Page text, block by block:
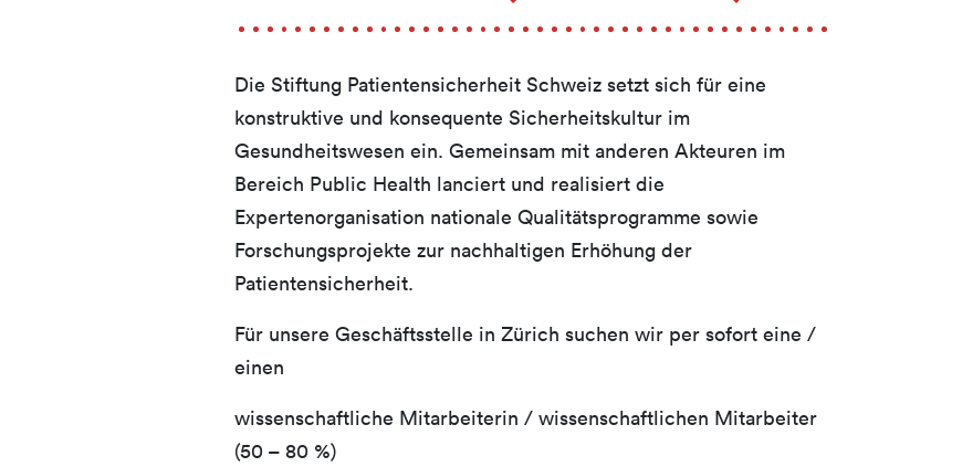
Die Stiftung Patientensicherheit Schweiz setzt sich für eine
konstruktive und konsequente Sicherheitskultur im
Gesundheitswesen ein. Gemeinsam mit anderen Akteuren im
Bereich Public Health lanciert und realisiert die
Expertenorganisation nationale Qualitätsprogramme sowie
Forschungsprojekte zur nachhaltigen Erhöhung der
Patientensicherheit.
Für unsere Geschäftsstelle in Zürich suchen wir per sofort eine /
einen
wissenschaftliche Mitarbeiterin / wissenschaftlichen Mitarbeiter
(50 – 80 %)